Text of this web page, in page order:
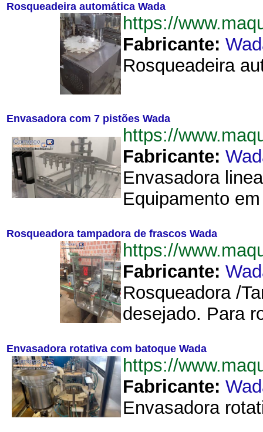
Rosqueadeira automática Wada
https://
Fabricante:
Rosqueadeira
Envasadora com 7 pistões Wada
https://
Fabricante:
Envasadora
Equipamento
Rosqueadora tampadora de frascos Wada
https://
Fabricante:
Rosqueadora /
desejado. Para
Envasadora rotativa com batoque Wada
https://
Fabricante:
Envasadora